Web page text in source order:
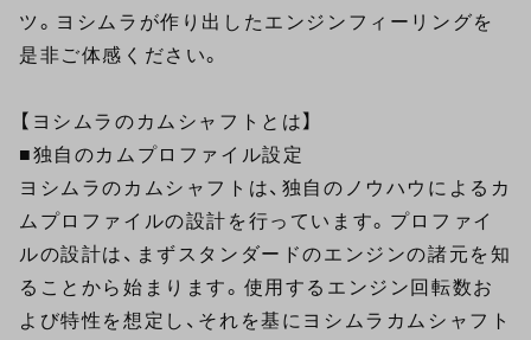
ツ。ヨシムラが作り出したエンジンフィーリングを
是非ご体感ください。
【ヨシムラのカムシャフトとは】
■独自のカムプロファイル設定
ヨシムラのカムシャフトは、独自のノウハウによるカ
ムプロファイルの設計を行っています。プロファイ
ルの設計は、まずスタンダードのエンジンの諸元を知
ることから始まります。使用するエンジン回転数お
よび特性を想定し、それを基にヨシムラカムシャフト